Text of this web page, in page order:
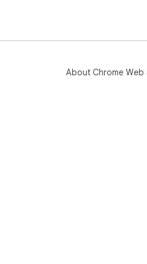
About Chrome Web